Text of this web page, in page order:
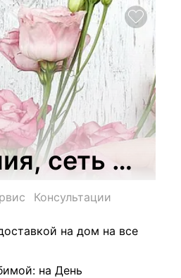
сеть
Консультации
на дом на все
на День